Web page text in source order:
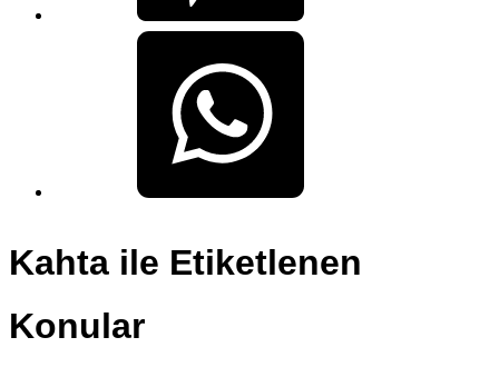
Kahta ile Etiketlenen
Konular